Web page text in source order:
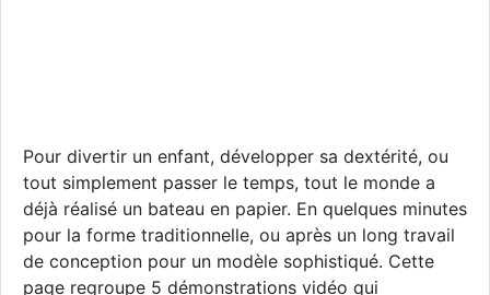
Pour divertir un enfant, développer sa dextérité, ou
tout simplement passer le temps, tout le monde a
déjà réalisé un bateau en papier. En quelques minutes
pour la forme traditionnelle, ou après un long travail
de conception pour un modèle sophistiqué. Cette
page regroupe 5 démonstrations vidéo qui